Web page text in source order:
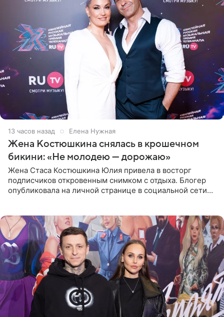
13 часов назад Елена Нужная
Жена Костюшкина снялась в крошечном
бикини: «Не молодею — дорожаю»
Жена Стаса Костюшкина Юлия привела в восторг
подписчиков откровенным снимком с отдыха. Блогер
опубликовала на личной странице в социальной сети